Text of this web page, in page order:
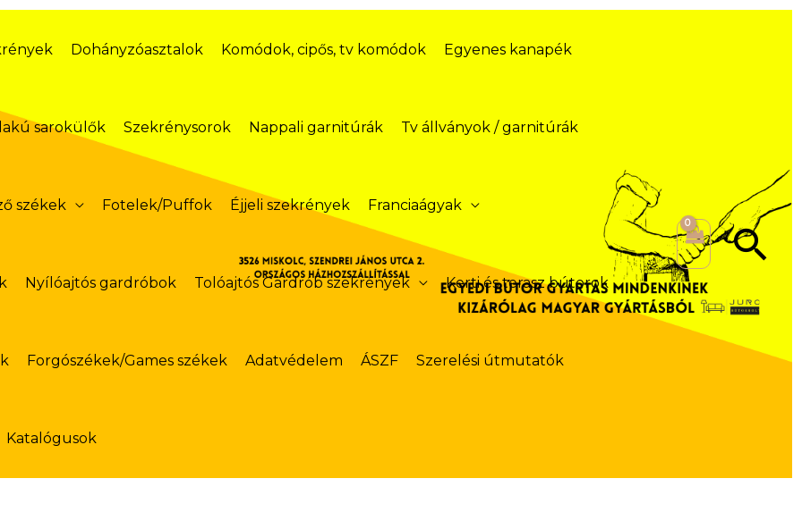
Dohányzóasztalok Komódok, cipős, tv komódok Egyenes kanapék
sarokülők Szekrénysorok Nappali garnitúrák Tv állványok / garnitúrák
székek Fotelek/Puffok Éjjeli szekrények Franciaágyak
Nyílóajtós gardróbok Tolóajtós Gardrób szekrények Kerti és terasz bútorok
Forgószékek/Games székek Adatvédelem ÁSZF Szerelési útmutatók
Katalógusok